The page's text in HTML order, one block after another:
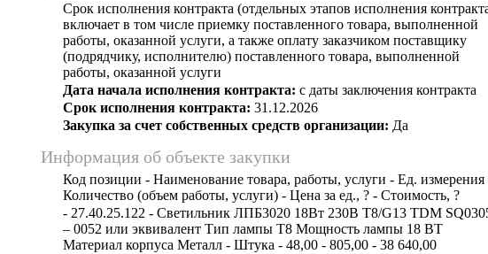
Срок исполнения контракта (отдельных этапов исполнения
включает в том числе приемку поставленного товара, выполненной
работы, оказанной услуги, а также оплату заказчиком поставщику
(подрядчику, исполнителю) поставленного товара, выполненной
работы, оказанной услуги
Дата начала исполнения контракта: с даты заключения контракта
Срок исполнения контракта: 31.12.2026
Закупка за счет собственных средств организации: Да
Информация об объекте закупки
Код позиции - Наименование товара, работы, услуги - Ед. измерения
Количество (объем работы, услуги) - Цена за ед., ? - Стоимость, ?
- 27.40.25.122 - Светильник ЛПБ3020 18Вт 230В Т8/G13 TDM
– 0052 или эквивалент Тип лампы Т8 Мощность лампы 18 ВТ
Материал корпуса Металл - Штука - 48,00 - 805,00 - 38 640,00